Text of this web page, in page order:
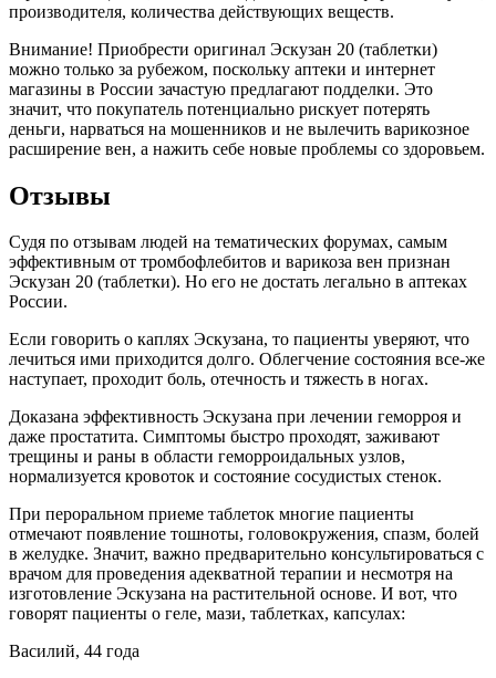
производителя, количества действующих веществ.
Внимание! Приобрести оригинал Эскузан 20 (таблетки)
можно только за рубежом, поскольку аптеки и интернет
магазины в России зачастую предлагают подделки. Это
значит, что покупатель потенциально рискует потерять
деньги, нарваться на мошенников и не вылечить варикозное
расширение вен, а нажить себе новые проблемы со здоровьем.
Отзывы
Судя по отзывам людей на тематических форумах, самым
эффективным от тромбофлебитов и варикоза вен признан
Эскузан 20 (таблетки). Но его не достать легально в аптеках
России.
Если говорить о каплях Эскузана, то пациенты уверяют, что
лечиться ими приходится долго. Облегчение состояния все-же
наступает, проходит боль, отечность и тяжесть в ногах.
Доказана эффективность Эскузана при лечении геморроя и
даже простатита. Симптомы быстро проходят, заживают
трещины и раны в области геморроидальных узлов,
нормализуется кровоток и состояние сосудистых стенок.
При пероральном приеме таблеток многие пациенты
отмечают появление тошноты, головокружения, спазм, болей
в желудке. Значит, важно предварительно консультироваться с
врачом для проведения адекватной терапии и несмотря на
изготовление Эскузана на растительной основе. И вот, что
говорят пациенты о геле, мази, таблетках, капсулах:
Василий, 44 года